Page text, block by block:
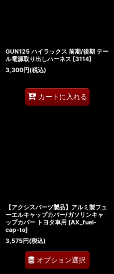
GUN125 ハイラックス 前期/後期 テー
ル電源取り出しハーネス [3114]
3,300円(税込)
カートに入れる
【アクシスパーツ製品】アルミ製フュ
ーエルキャップカバー/ガソリンキャ
ップカバー トヨタ車用 [AX_fuel-
cap-to]
3,575円(税込)
オプション選択